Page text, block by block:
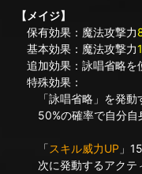
【メイジ】
保有効果：魔法攻撃力
基本効果：魔法攻撃力
追加効果：詠唱省略を
特殊効果：
「詠唱省略」を発動
50%の確率で自分自
「スキル威力UP 」
次に発動するアクテ